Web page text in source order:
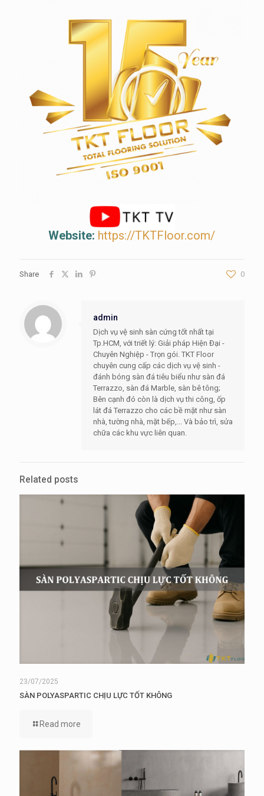
Website: https://TKTFloor.com/
Share 0
admin
Dịch vụ vệ sinh sàn cứng tốt nhất tại
Tp.HCM, với triết lý: Giải pháp Hiện Đại -
Chuyên Nghiệp - Trọn gói. TKT Floor
chuyên cung cấp các dịch vụ vệ sinh -
đánh bóng sàn đá tiêu biểu như sàn đá
Terrazzo, sàn đá Marble, sàn bê tông;
Bên cạnh đó còn là dịch vụ thi công, ốp
lát đá Terrazzo cho các bề mặt như sàn
nhà, tường nhà, mặt bếp,... Và bảo trì, sửa
chữa các khu vực liên quan.
Related posts
23/07/2025
SÀN POLYASPARTIC CHỊU LỰC TỐT KHÔNG
Read more